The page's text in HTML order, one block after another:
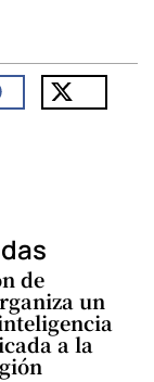
de
un
a la